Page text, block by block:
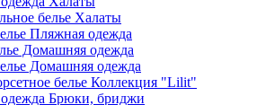
белье Халаты
Пляжная одежда
Домашняя одежда
Домашняя одежда
белье Коллекция "Lilit"
Брюки, бриджи